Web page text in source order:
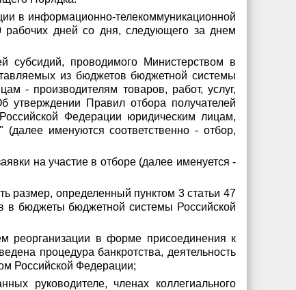
в информационно-телекоммуникационной
рабочих дней со дня, следующего за днем
субсидий, проводимого Министерством в
из бюджетов бюджетной системы
- производителям товаров, работ, услуг,
утверждении Правил отбора получателей
Федерации юридическим лицам,
именуются соответственно - отбор,
на участие в отборе (далее именуется -
размер, определенный пунктом 3 статьи 47
в бюджеты бюджетной системы Российской
реорганизации в форме присоединения к
процедура банкротства, деятельность
Российской Федерации;
руководителе, членах коллегиального